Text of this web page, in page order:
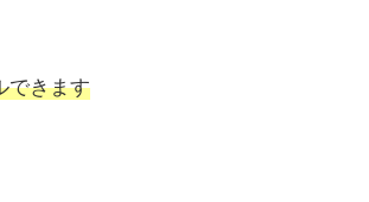
できます